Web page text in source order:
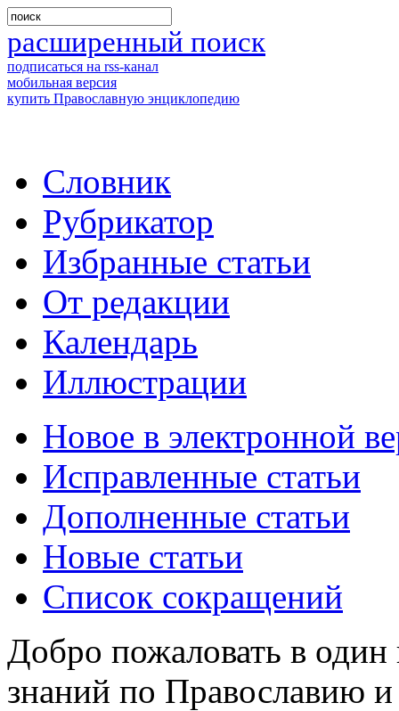
расширенный поиск
подписаться на rss-канал
мобильная версия
купить Православную энциклопедию
Словник
Рубрикатор
Избранные статьи
От редакции
Календарь
Иллюстрации
Новое в электронной
Исправленные статьи
Дополненные статьи
Новые статьи
Список сокращений
Добро пожаловать в
знаний по Православию